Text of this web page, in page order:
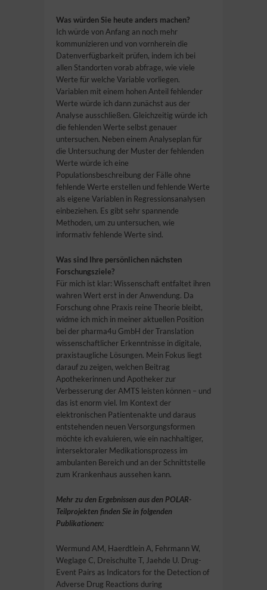
Was würden Sie heute anders machen?
Ich würde von Anfang an noch mehr
kommunizieren und von vornherein die
Datenverfügbarkeit prüfen, indem ich bei
allen Standorten vorab abfrage, wie viele
Werte für welche Variable vorliegen.
Variablen mit einem hohen Anteil fehlender
Werte würde ich dann zunächst aus der
Analyse ausschließen. Gleichzeitig würde ich
die fehlenden Werte selbst genauer
untersuchen. Neben einem Analyseplan für
die Untersuchung der Muster der fehlenden
Werte würde ich eine
Populationsbeschreibung der Fälle ohne
fehlende Werte erstellen und fehlende Werte
als eigene Variablen in Regressionsanalysen
einbeziehen. Es gibt sehr spannende
Methoden, um zu untersuchen, wie
informativ fehlende Werte sind.
Was sind Ihre persönlichen nächsten
Forschungsziele?
Für mich ist klar: Wissenschaft entfaltet ihren
wahren Wert erst in der Anwendung. Da
Forschung ohne Praxis reine Theorie bleibt,
widme ich mich in meiner aktuellen Position
bei der pharma4u GmbH der Translation
wissenschaftlicher Erkenntnisse in digitale,
praxistaugliche Lösungen. Mein Fokus liegt
darauf zu zeigen, welchen Beitrag
Apothekerinnen und Apotheker zur
Verbesserung der AMTS leisten können – und
das ist enorm viel. Im Kontext der
elektronischen Patientenakte und daraus
entstehenden neuen Versorgungsformen
möchte ich evaluieren, wie ein nachhaltiger,
intersektoraler Medikationsprozess im
ambulanten Bereich und an der Schnittstelle
zum Krankenhaus aussehen kann.
Mehr zu den Ergebnissen aus den POLAR-
Teilprojekten finden Sie in folgenden
Publikationen:
Wermund AM, Haerdtlein A, Fehrmann W,
Weglage C, Dreischulte T, Jaehde U. Drug-
Event Pairs as Indicators for the Detection of
Adverse Drug Reactions during